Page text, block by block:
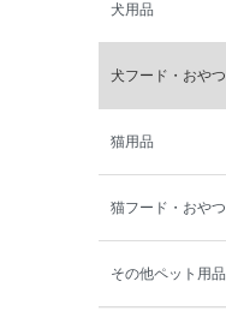
犬用品
犬フード・おやつ
猫用品
猫フード・おやつ
その他ペット用品